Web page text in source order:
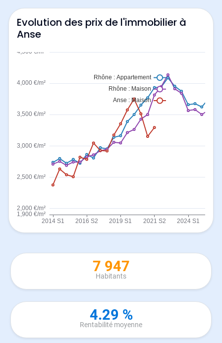
Evolution des prix de l'immobilier à
Anse
7 947
Habitants
4.29 %
Rentabilité moyenne